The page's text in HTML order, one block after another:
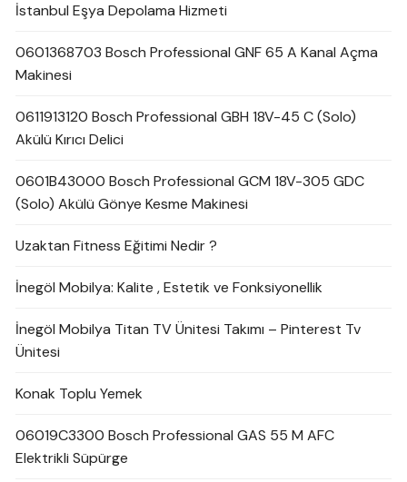
İstanbul Eşya Depolama Hizmeti
0601368703 Bosch Professional GNF 65 A Kanal Açma
Makinesi
0611913120 Bosch Professional GBH 18V-45 C (Solo)
Akülü Kırıcı Delici
0601B43000 Bosch Professional GCM 18V-305 GDC
(Solo) Akülü Gönye Kesme Makinesi
Uzaktan Fitness Eğitimi Nedir ?
İnegöl Mobilya: Kalite , Estetik ve Fonksiyonellik
İnegöl Mobilya Titan TV Ünitesi Takımı – Pinterest Tv
Ünitesi
Konak Toplu Yemek
06019C3300 Bosch Professional GAS 55 M AFC
Elektrikli Süpürge